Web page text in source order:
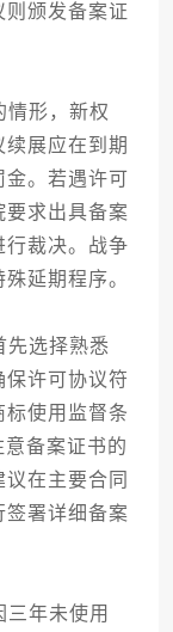
颁发备案证
形，新权
展应在到期
金。若遇许可
要求出具备案
行裁决。战争
延期程序。
选择熟悉
许可协议符
使用监督条
备案证书的
在主要合同
签署详细备案
年未使用